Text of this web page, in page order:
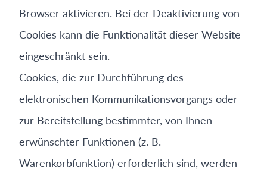
Browser aktivieren. Bei der Deaktivierung von
Cookies kann die Funktionalität dieser Website
eingeschränkt sein.
Cookies, die zur Durchführung des
elektronischen Kommunikationsvorgangs oder
zur Bereitstellung bestimmter, von Ihnen
erwünschter Funktionen (z. B.
Warenkorbfunktion) erforderlich sind, werden